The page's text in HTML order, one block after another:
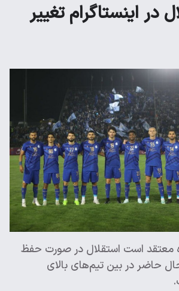
در اینستاگرام تغییر
معتقد است استقلال در صورت حفظ
حاضر در بین تیم‌های بالای